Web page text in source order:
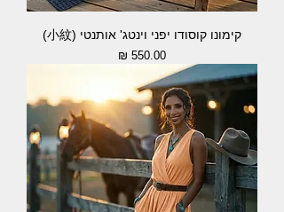
קימונו קוסודו יפני וינטג' אותנטי (小紋)
מחיר